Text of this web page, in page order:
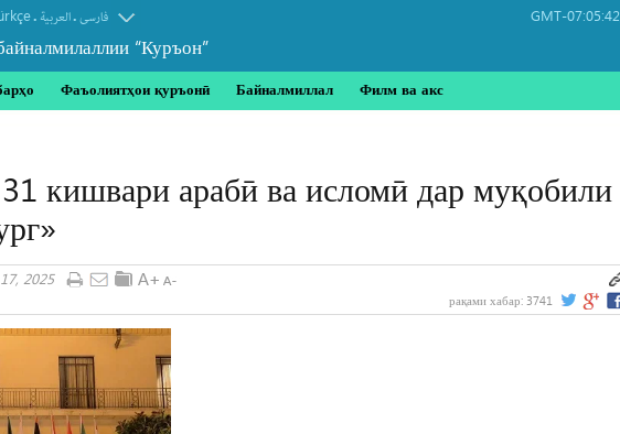
. العربیة.فارسی
“Куръон”
GMT-07:05:42
Фаъолиятҳои қуръонӣ Байналмиллал Филм ва акс
кишвари арабӣ ва исломӣ дар муқобили
2025
рақами хабар: 3741